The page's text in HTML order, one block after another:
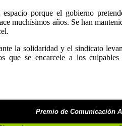
porque el gobierno
muchísimos años. Se han
la solidaridad y el sindicato
que se encarcele a los
Premio de Comunicación